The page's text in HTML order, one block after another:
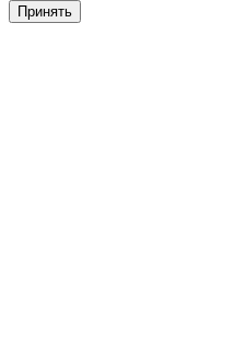
Принять